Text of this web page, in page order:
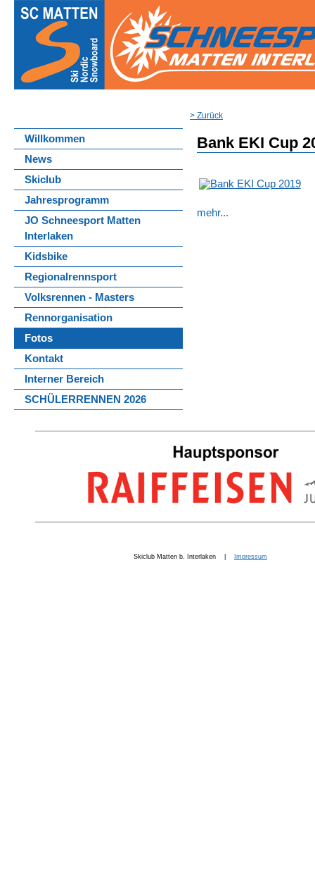
Willkommen
News
Skiclub
Jahresprogramm
JO Schneesport Matten
Interlaken
Kidsbike
Regionalrennsport
Volksrennen - Masters
Rennorganisation
Fotos
Kontakt
Interner Bereich
SCHÜLERRENNEN 2026
> Zurück
Bank EKI Cup
mehr...
Skiclub Matten b. Interlaken | Impressum